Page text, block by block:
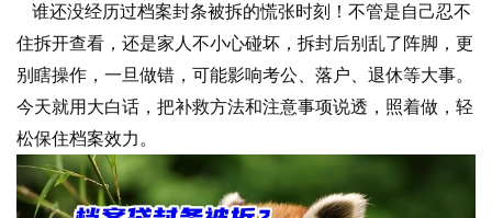
谁还没经历过档案封条被拆的慌张时刻！不管是自己忍不
住拆开查看，还是家人不小心碰坏，拆封后别乱了阵脚，更
别瞎操作，一旦做错，可能影响考公、落户、退休等大事。
今天就用大白话，把补救方法和注意事项说透，照着做，轻
松保住档案效力。